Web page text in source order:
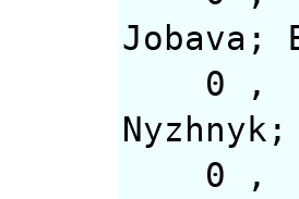
Jobava;
0
0